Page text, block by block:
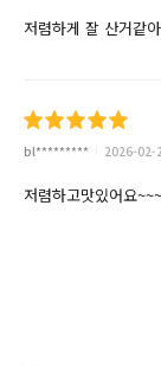
저렴하게 잘 산거같
bl********* 2026-02-
저렴하고맛있어요